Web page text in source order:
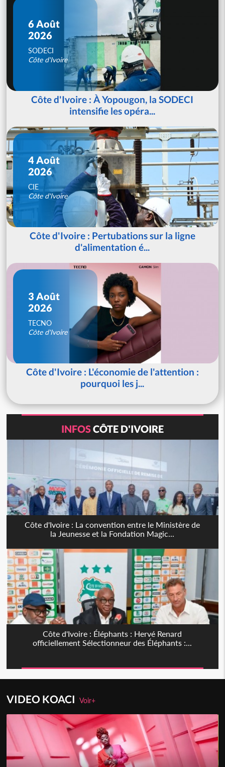
6 Août
2026
SODECI
Côte d'Ivoire
Côte d'Ivoire : À Yopougon, la SODECI
intensifie les opéra...
4 Août
2026
CIE
Côte d'Ivoire
Côte d'Ivoire : Pertubations sur la ligne
d'alimentation é...
3 Août
2026
TECNO
Côte d'Ivoire
Côte d'Ivoire : L'économie de l'attention :
pourquoi les j...
INFOSCÔTE D'IVOIRE
Côte d'Ivoire : La convention entre le Ministère de
la Jeunesse et la Fondation Magic...
Côte d'Ivoire : Éléphants : Hervé Renard
officiellement Sélectionneur des Éléphants :...
VIDEO KOACIVoir+